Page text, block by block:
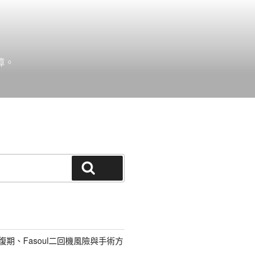
期、Fasoul二回機風險與手術方